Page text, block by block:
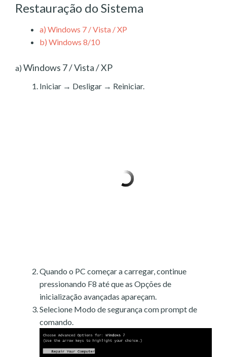
Restauração do Sistema
a) Windows 7 / Vista / XP
b) Windows 8/10
a) Windows 7 / Vista / XP
Iniciar → Desligar → Reiniciar.
Quando o PC começar a carregar, continue
pressionando F8 até que as Opções de
inicialização avançadas apareçam.
Selecione Modo de segurança com prompt de
comando.